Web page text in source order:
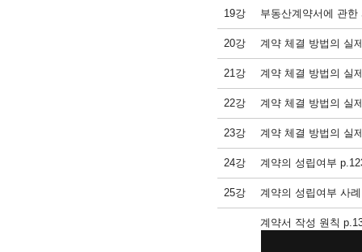
19강 부동산계약서에 관
20강 계약 체결 방법의 실
21강 계약 체결 방법의 실
22강 계약 체결 방법의 실
23강 계약 체결 방법의 실
24강 계약의 성립여부
25강 계약의 성립여부 사
계약서 작성 원칙